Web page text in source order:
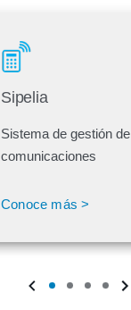
Sipelia
Sistema de gestión de
comunicaciones
Conoce más >